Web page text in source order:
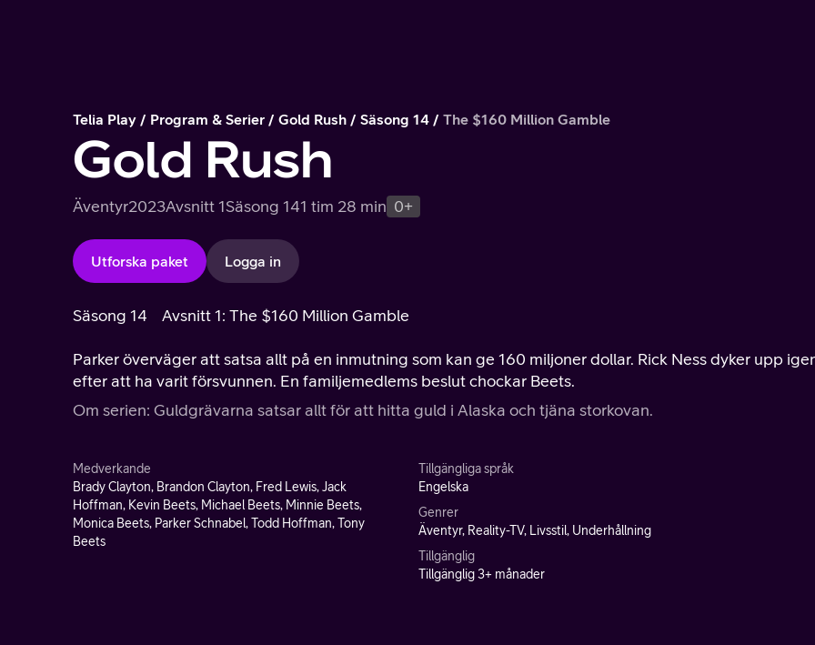
Telia Play Program & Serier Gold Rush Säsong 14 The $160 Million Gamble
Gold Rush
Äventyr2023Avsnitt 1Säsong 141 tim 28 min 0+
Utforska paket Logga in
Säsong 14 Avsnitt 1: The $160 Million Gamble
Parker överväger att satsa allt på en inmutning som kan ge 160 miljoner dollar. Rick Ness dyker upp
efter att ha varit försvunnen. En familjemedlems beslut chockar Beets.
Om serien: Guldgrävarna satsar allt för att hitta guld i Alaska och tjäna storkovan.
Medverkande
Brady Clayton, Brandon Clayton, Fred Lewis, Jack
Hoffman, Kevin Beets, Michael Beets, Minnie Beets,
Monica Beets, Parker Schnabel, Todd Hoffman, Tony
Beets
Tillgängliga språk
Engelska
Genrer
Äventyr, Reality-TV, Livsstil, Underhållning
Tillgänglig
Tillgänglig 3+ månader